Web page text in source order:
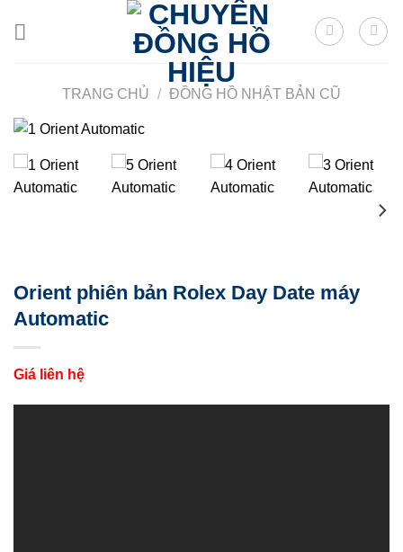
TRANG CHỦ / ĐỒNG HỒ NHẬT BẢN CŨ
Orient phiên bản Rolex Day Date máy
Automatic
Giá liên hệ